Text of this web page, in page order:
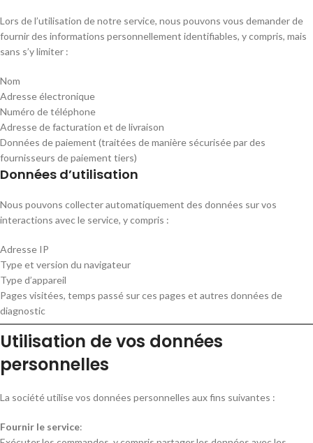
Lors de l’utilisation de notre service, nous pouvons vous demander de
fournir des informations personnellement identifiables, y compris, mais
sans s’y limiter :
Nom
Adresse électronique
Numéro de téléphone
Adresse de facturation et de livraison
Données de paiement (traitées de manière sécurisée par des
fournisseurs de paiement tiers)
Données d’utilisation
Nous pouvons collecter automatiquement des données sur vos
interactions avec le service, y compris :
Adresse IP
Type et version du navigateur
Type d’appareil
Pages visitées, temps passé sur ces pages et autres données de
diagnostic
Utilisation de vos données
personnelles
La société utilise vos données personnelles aux fins suivantes :
Fournir le service: